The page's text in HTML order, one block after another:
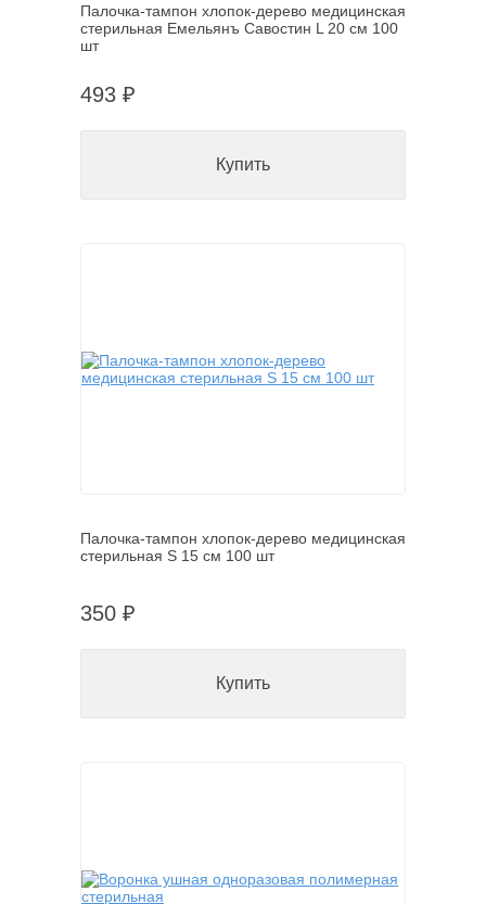
Палочка-тампон хлопок-дерево медицинская
стерильная Емельянъ Савостин L 20 см 100
шт
493 ₽
Купить
Палочка-тампон хлопок-дерево медицинская
стерильная S 15 см 100 шт
350 ₽
Купить